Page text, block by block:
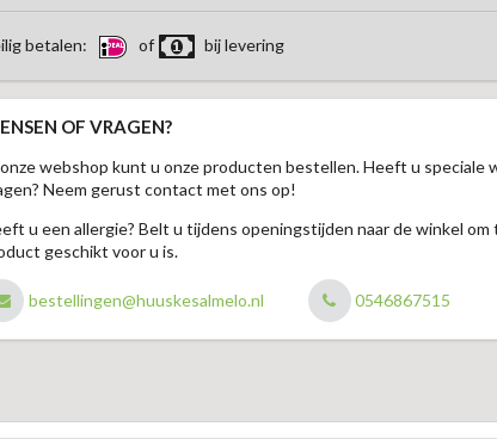
betalen: of bij levering
OF VRAGEN?
webshop kunt u onze producten bestellen. Heeft u speciale
Neem gerust contact met ons op!
u een allergie? Belt u tijdens openingstijden naar de winkel
geschikt voor u is.
bestellingen@huuskesalmelo.nl 0546867515